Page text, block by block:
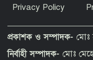
Privacy Policy
প্রকাশক ও সম্পাদক- মোঃ
নির্বাহী সম্পাদক- মোঃ